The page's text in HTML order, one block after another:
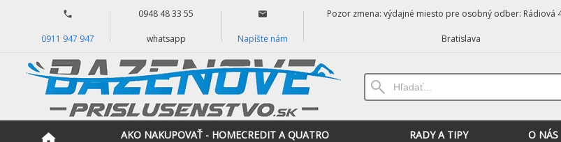
0911 947 947
0948 48 33 55
whatsapp Napíšte nám
Pozor zmena: výdajné miesto pre osobný odber: Rádiová
Bratislava
AKO NAKUPOVAŤ - HOMECREDIT A QUATRO RADY A TIPY O NÁS